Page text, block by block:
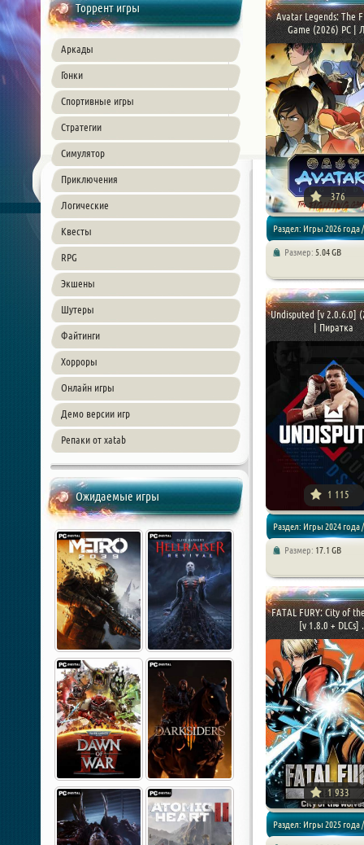
Торрент игры
Аркады
Гонки
Спортивные игры
Стратегии
Симулятор
Приключения
Логические
Квесты
RPG
Экшены
Шутеры
Файтинги
Хорроры
Онлайн игры
Демо версии игр
Репаки от xatab
Ожидаемые игры
Avatar Legends: The
Game (2026) PC |
376
Раздел: Игры 2026 года /
Размер: 5.04 GB
Undisputed [v 2.0.6.0]
| Пиратка
1 115
Раздел: Игры 2024 года /
Симуляторы
Размер: 17.1 GB
FATAL FURY: City of
[v 1.8.0 + DLCs]
1 933
Раздел: Игры 2025 года /